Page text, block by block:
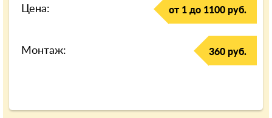
Цена: от 1 до 1100 руб.
Монтаж: 360 руб.